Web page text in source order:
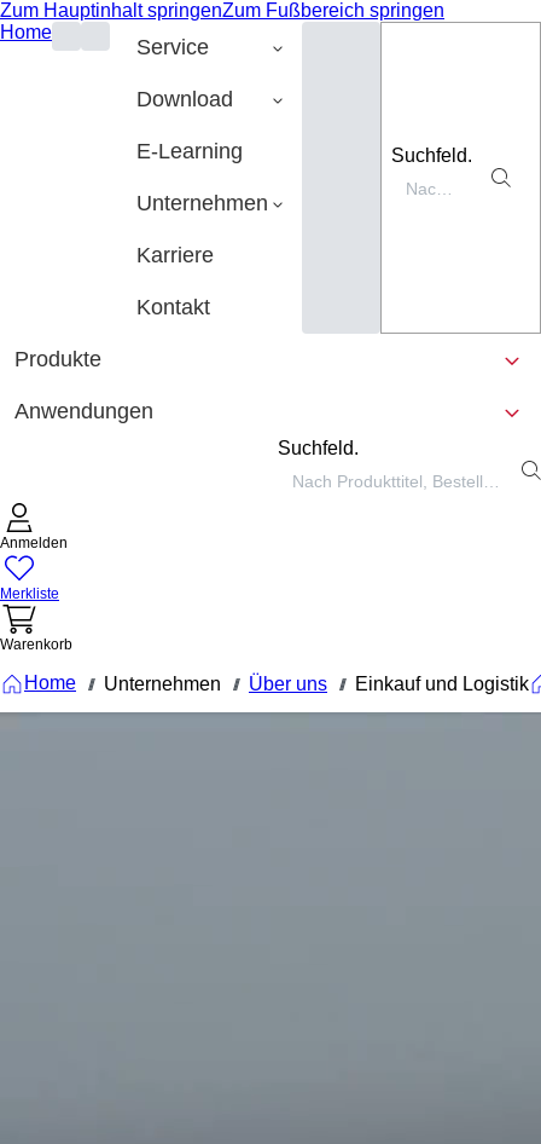
Zum Hauptinhalt springenZum Fußbereich springen
Home
Service
Download
E-Learning
Unternehmen
Karriere
Kontakt
Suchfeld.
Produkte
Anwendungen
Suchfeld.
Anmelden
Merkliste
Warenkorb
Home /// Unternehmen /// Über uns /// Einkauf und Logistik